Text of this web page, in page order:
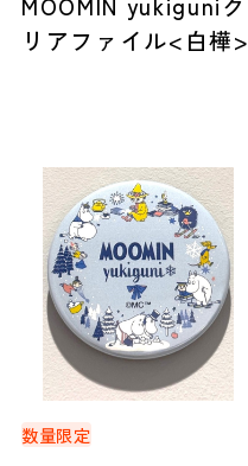
リアファイル<白樺>
数量限定